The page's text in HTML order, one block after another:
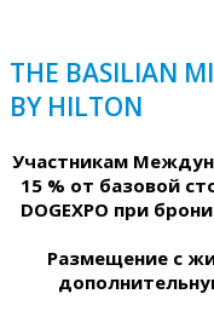
THE BASILIAN
BY HILTON
Участникам
15 % от базовой
DOGEXPO при
Размещение с